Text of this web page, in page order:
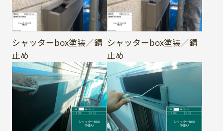
シャッターbox塗装／錆
止め
シャッターbox塗装／錆
止め